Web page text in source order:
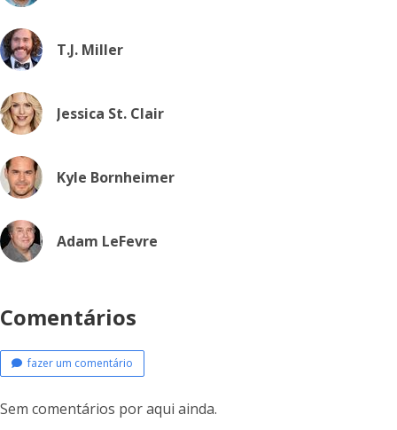
T.J. Miller
Jessica St. Clair
Kyle Bornheimer
Adam LeFevre
Comentários
fazer um comentário
Sem comentários por aqui ainda.